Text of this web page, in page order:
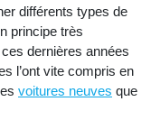
différents types de
principe très
dernières années
l’ont vite compris en
voitures neuves que